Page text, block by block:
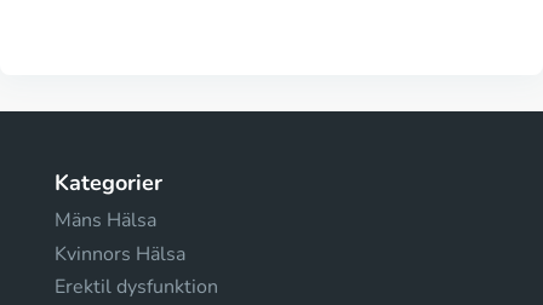
Kategorier
Mäns Hälsa
Kvinnors Hälsa
Erektil dysfunktion